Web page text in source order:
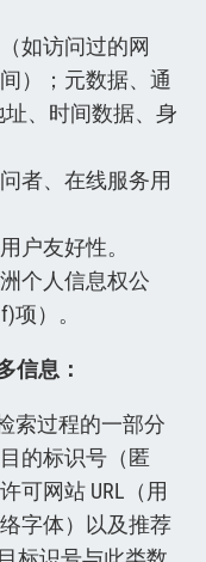
如访问过的网
）；元数据、通
、时间数据、身
者、在线服务用
户友好性。
个人信息权公
项）。
信息：
索过程的一部分
的标识号（匿
可网站 URL（用
字体）以及推荐